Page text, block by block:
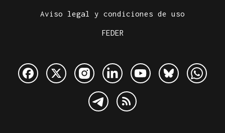
Aviso legal y condiciones de uso
FEDER